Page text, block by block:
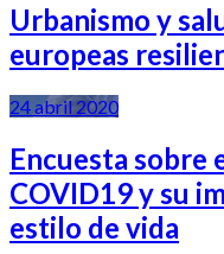
Urbanismo y
europeas
24 abril 2020
Encuesta sobre
COVID19 y su
estilo de vida